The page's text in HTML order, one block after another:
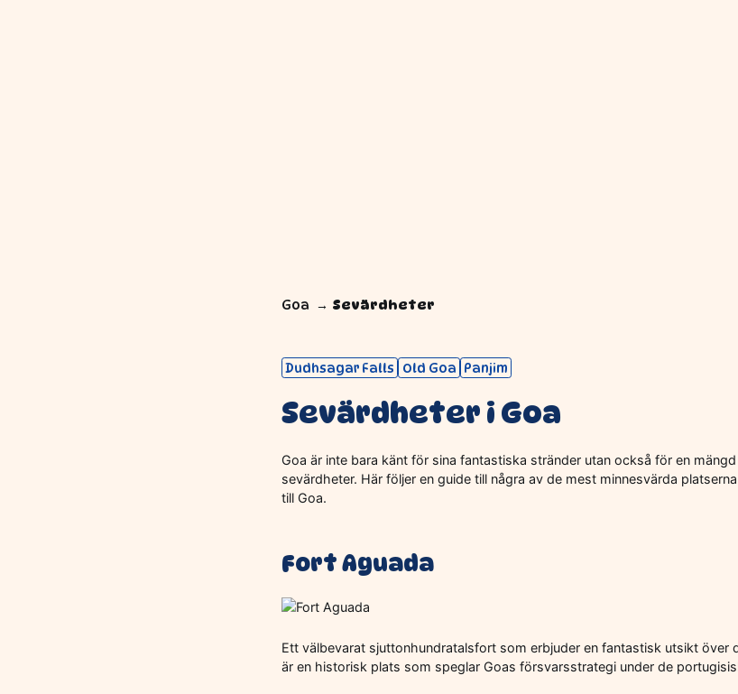
Goa Sevärdheter
Dudhsagar Falls Old Goa Panjim
Sevärdheter i Goa
Goa är inte bara känt för sina fantastiska stränder utan också för en
sevärdheter. Här följer en guide till några av de mest minnesvärda
till Goa.
Fort Aguada
Ett välbevarat sjuttonhundratalsfort som erbjuder en fantastisk utsikt över
är en historisk plats som speglar Goas försvarsstrategi under de